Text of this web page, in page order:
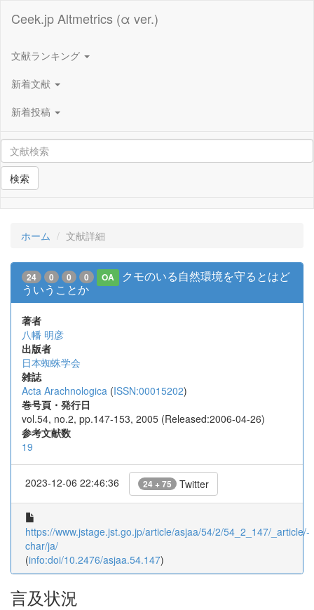
Ceek.jp Altmetrics (α ver.)
文献ランキング
新着文献
新着投稿
検索
ホーム 文献詳細
24 0 0 0 OA
クモのいる自然環境を守るとはど
ういうことか
著者
八幡 明彦
出版者
日本蜘蛛学会
雑誌
Acta Arachnologica (ISSN:00015202)
巻号頁・発行日
vol.54, no.2, pp.147-153, 2005 (Released:2006-04-26)
参考文献数
19
2023-12-06 22:46:36 24 + 75 Twitter
https://www.jstage.jst.go.jp/article/asjaa/54/2/54_2_147/_article/-
char/ja/
(info:doi/10.2476/asjaa.54.147)
言及状況